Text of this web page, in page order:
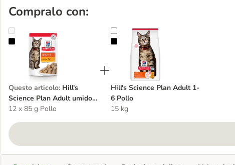
Compralo con:
Hill's Science Plan Adult umido per gatto
Questo articolo: Hill's
Science Plan Adult umido
per gatto
12 x 85 g Pollo
Hill's Science Plan Adult 1-6 Pollo
Hill's Science Plan Adult 1-
6 Pollo
15 kg